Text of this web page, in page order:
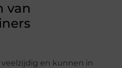
van
en kunnen in